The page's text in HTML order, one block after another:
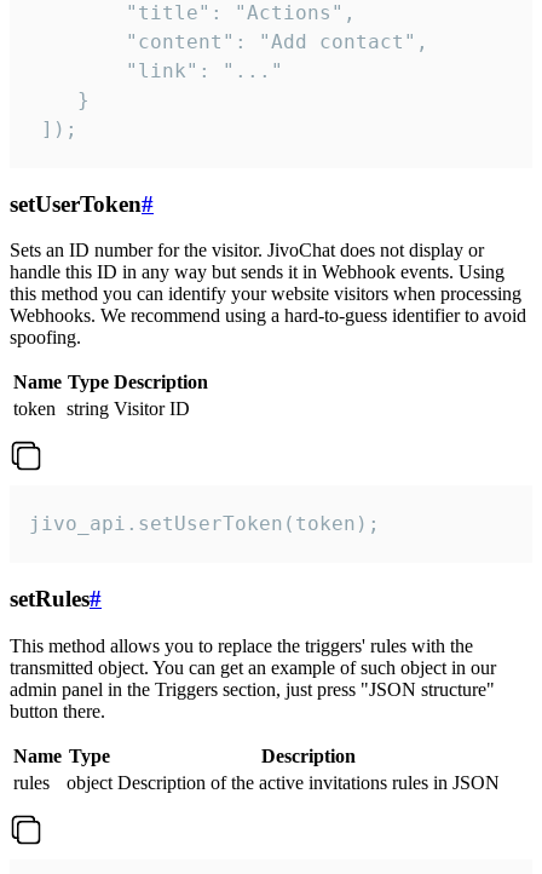
        "title": "Actions",
        "content": "Add contact",
        "link": "..."
    }
]);
setUserToken#
Sets an ID number for the visitor. JivoChat does not display or
handle this ID in any way but sends it in Webhook events. Using
this method you can identify your website visitors when processing
Webhooks. We recommend using a hard-to-guess identifier to avoid
spoofing.
Name Type Description
token string Visitor ID
jivo_api.setUserToken(token);
setRules#
This method allows you to replace the triggers' rules with the
transmitted object. You can get an example of such object in our
admin panel in the Triggers section, just press "JSON structure"
button there.
Name Type
Description
rules
object Description of the active invitations rules in JSON